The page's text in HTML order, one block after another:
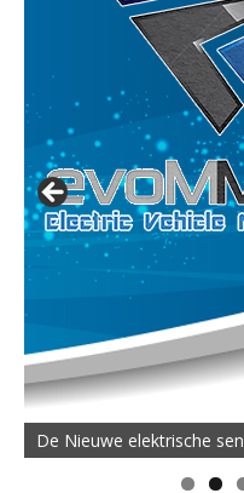
De Nieuwe elektrische